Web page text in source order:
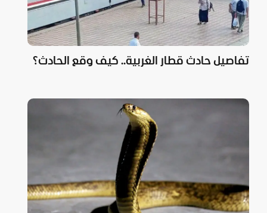
تفاصيل حادث قطار الغربية.. كيف وقع الحادث؟